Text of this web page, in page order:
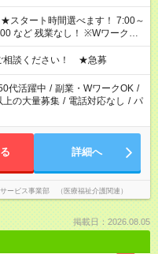
業なし！ ※Wワークの
間超の就業はご案内できませ
勤務は社会保険への加入対象
難しい場合があります
相談ください！ ★急募
代活躍中 / 副業・WワークOK /
上の大量募集 / 電話対応なし / パ
詳細へ
ービス事業部 （医療福祉介護関連）
掲載日：2026.08.05